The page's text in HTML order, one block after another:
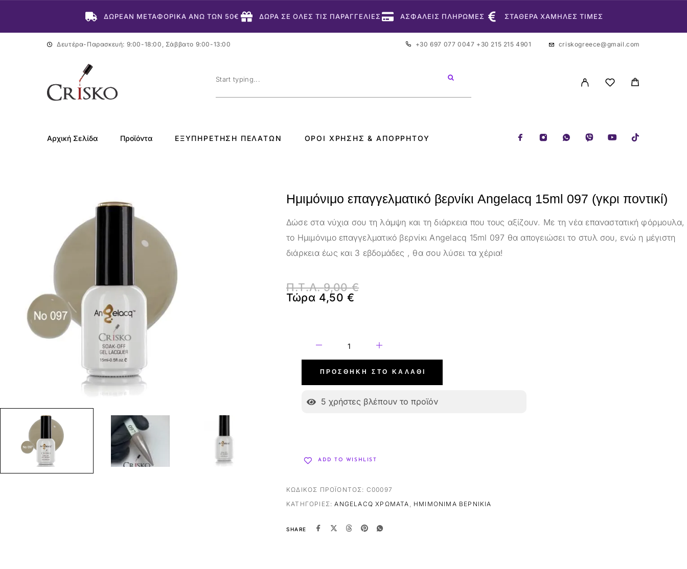
ΔΩΡΕΑΝ ΜΕΤΑΦΟΡΙΚΑ ΑΝΩ ΤΩΝ 50€ ΔΩΡΑ ΣΕ ΟΛΕΣ ΤΙΣ ΠΑΡΑΓΓΕΛΙΕΣ ΑΣΦΑΛΕΙΣ ΠΛΗΡΩΜΕΣ ΣΤΑΘΕΡΑ ΧΑΜΗΛΕΣ ΤΙΜΕΣ
Δευτέρα-Παρασκευή: 9:00-18:00, Σάββατο 9:00-13:00 +30 697 077 0047 +30 215 215 4901 criskogreece@gmail.com
Αρχική Σελίδα Προϊόντα ΕΞΥΠΗΡΈΤΗΣΗ ΠΕΛΑΤΏΝ ΌΡΟΙ ΧΡΉΣΗΣ & ΑΠΟΡΡΉΤΟΥ
Ημιμόνιμο επαγγελματικό βερνίκι Angelacq 15ml 097 (γκρι ποντικί)
Δώσε στα νύχια σου τη λάμψη και τη διάρκεια που τους αξίζουν. Με τη νέα επαναστατική φόρμουλα,
το Ημιμόνιμο επαγγελματικό βερνίκι Angelacq 15ml 097 θα απογειώσει το στυλ σου, ενώ η μέγιστη
διάρκεια έως και 3 εβδομάδες , θα σου λύσει τα χέρια!
Π.Τ.Λ.9,00€
Τώρα 4,50€
ΠΡΟΣΘΉΚΗ ΣΤΟ ΚΑΛΆΘΙ
5 χρήστες βλέπουν το προϊόν
ADD TO WISHLIST
ΚΩΔΙΚΌΣ ΠΡΟΪΌΝΤΟΣ: C00097
ΚΑΤΗΓΟΡΊΕΣ:ANGELACQ ΧΡΏΜΑΤΑ , ΗΜΙΜΌΝΙΜΑ ΒΕΡΝΊΚΙΑ
SHARE